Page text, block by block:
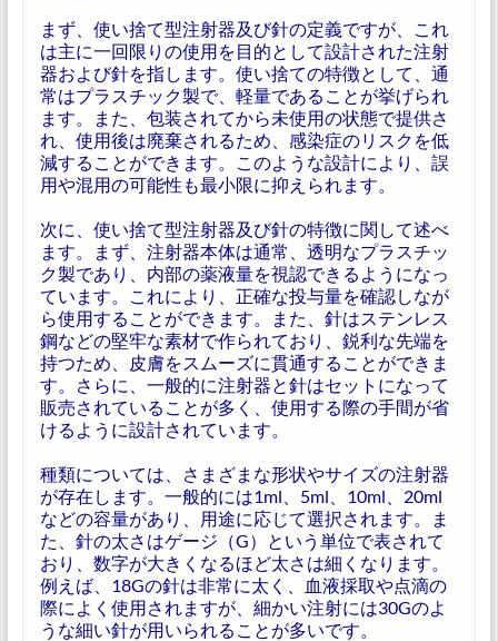
まず、使い捨て型注射器及び針の定義ですが、これ
は主に一回限りの使用を目的として設計された注射
器および針を指します。使い捨ての特徴として、通
常はプラスチック製で、軽量であることが挙げられ
ます。また、包装されてから未使用の状態で提供さ
れ、使用後は廃棄されるため、感染症のリスクを低
減することができます。このような設計により、誤
用や混用の可能性も最小限に抑えられます。
次に、使い捨て型注射器及び針の特徴に関して述べ
ます。まず、注射器本体は通常、透明なプラスチッ
ク製であり、内部の薬液量を視認できるようになっ
ています。これにより、正確な投与量を確認しなが
ら使用することができます。また、針はステンレス
鋼などの堅牢な素材で作られており、鋭利な先端を
持つため、皮膚をスムーズに貫通することができま
す。さらに、一般的に注射器と針はセットになって
販売されていることが多く、使用する際の手間が省
けるように設計されています。
種類については、さまざまな形状やサイズの注射器
が存在します。一般的には1ml、5ml、10ml、20ml
などの容量があり、用途に応じて選択されます。ま
た、針の太さはゲージ（G）という単位で表されて
おり、数字が大きくなるほど太さは細くなります。
例えば、18Gの針は非常に太く、血液採取や点滴の
際によく使用されますが、細かい注射には30Gのよ
うな細い針が用いられることが多いです。